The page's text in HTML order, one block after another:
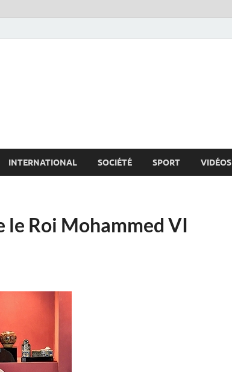
INTERNATIONAL SOCIÉTÉ SPORT VIDÉOS
le Roi Mohammed VI